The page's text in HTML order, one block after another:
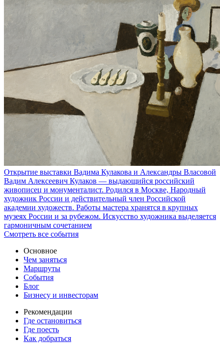
Открытие выставки Вадима Кулакова и Александры Власовой
Вадим Алексеевич Кулаков — выдающийся российский
живописец и монументалист. Родился в Москве, Народный
художник России и действительный член Российской
академии художеств. Работы мастера хранятся в крупных
музеях России и за рубежом. Искусство художника выделяется
гармоничным сочетанием
Смотреть все события
Основное
Чем заняться
Маршруты
События
Блог
Бизнесу и инвесторам
Рекомендации
Где остановиться
Где поесть
Как добраться